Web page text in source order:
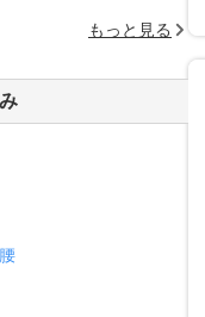
もっと見る